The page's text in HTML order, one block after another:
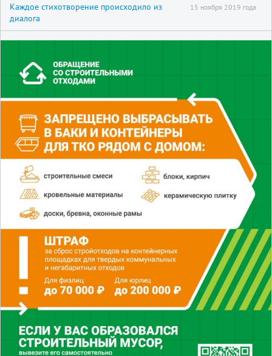
Каждое стихотворение происходило из
диалога
15 ноября 2019 года